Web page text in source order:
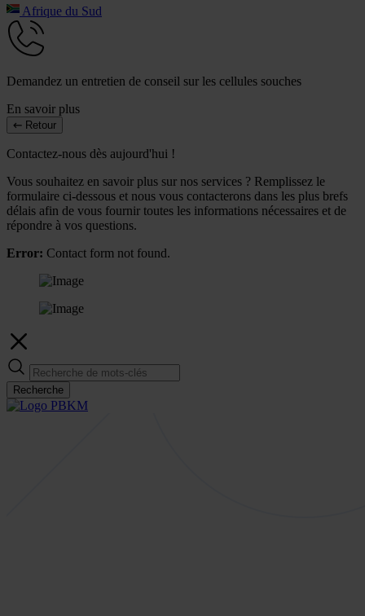
Afrique du Sud
Demandez un entretien de conseil sur les cellules souches
En savoir plus
Retour
Contactez-nous dès aujourd'hui !
Vous souhaitez en savoir plus sur nos services ? Remplissez le
formulaire ci-dessous et nous vous contacterons dans les plus brefs
délais afin de vous fournir toutes les informations nécessaires et de
répondre à vos questions.
Error: Contact form not found.
Recherche